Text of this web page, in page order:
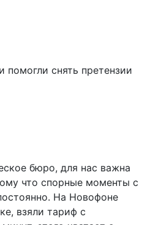
помогли снять претензии
бюро, для нас важна
что спорные моменты с
На Новофоне
взяли тариф с